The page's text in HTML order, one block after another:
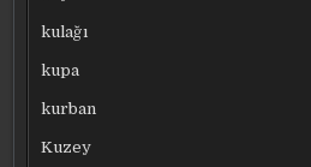
kulağı
kupa
kurban
Kuzey